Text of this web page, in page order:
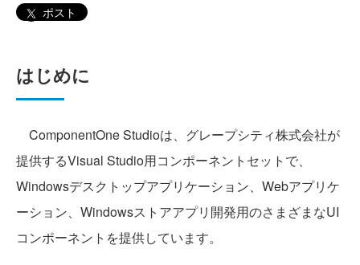
ポスト
はじめに
ComponentOne Studioは、グレープシティ株式会社が
提供するVisual Studio用コンポーネントセットで、
Windowsデスクトップアプリケーション、Webアプリケ
ーション、Windowsストアアプリ開発用のさまざまなUI
コンポーネントを提供しています。